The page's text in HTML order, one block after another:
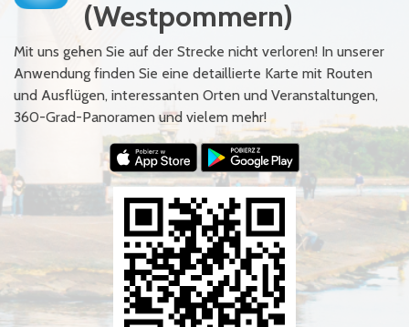
(Westpommern)
Mit uns gehen Sie auf der Strecke nicht verloren! In unserer
Anwendung finden Sie eine detaillierte Karte mit Routen
und Ausflügen, interessanten Orten und Veranstaltungen,
360-Grad-Panoramen und vielem mehr!